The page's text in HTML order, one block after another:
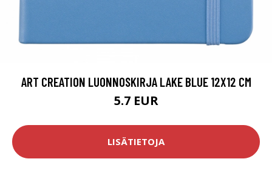
ART CREATION LUONNOSKIRJA LAKE BLUE 12X12 CM
5.7 EUR
LISÄTIETOJA